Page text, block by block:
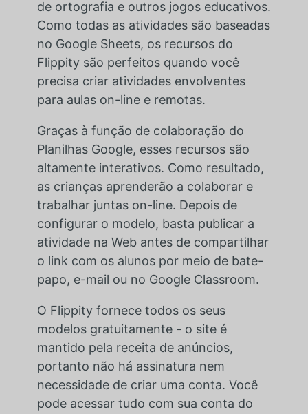
de ortografia e outros jogos educativos.
Como todas as atividades são baseadas
no Google Sheets, os recursos do
Flippity são perfeitos quando você
precisa criar atividades envolventes
para aulas on-line e remotas.
Graças à função de colaboração do
Planilhas Google, esses recursos são
altamente interativos. Como resultado,
as crianças aprenderão a colaborar e
trabalhar juntas on-line. Depois de
configurar o modelo, basta publicar a
atividade na Web antes de compartilhar
o link com os alunos por meio de bate-
papo, e-mail ou no Google Classroom.
O Flippity fornece todos os seus
modelos gratuitamente - o site é
mantido pela receita de anúncios,
portanto não há assinatura nem
necessidade de criar uma conta. Você
pode acessar tudo com sua conta do